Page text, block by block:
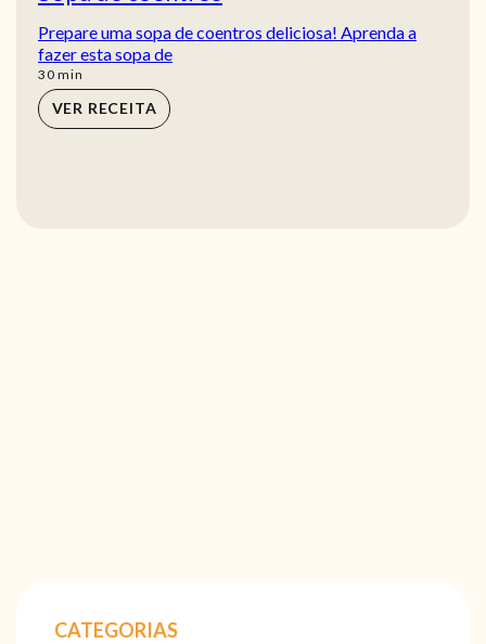
Prepare uma sopa de coentros deliciosa! Aprenda a
fazer esta sopa de
30min
min
VER RECEITA
CATEGORIAS